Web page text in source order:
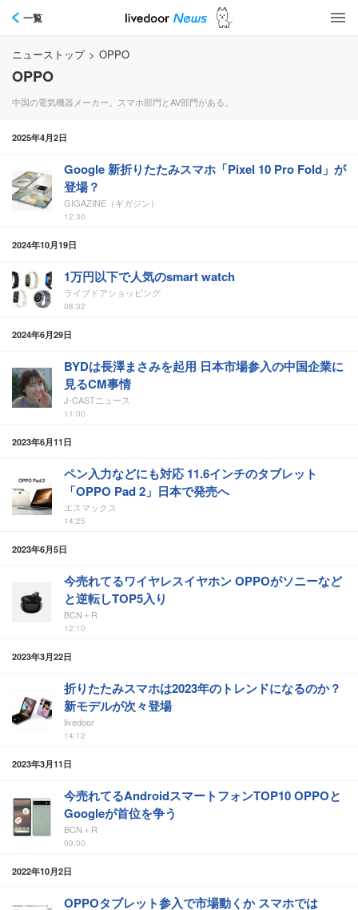
一覧
ニューストップ > OPPO
OPPO
中国の電気機器メーカー。スマホ部門とAV部門がある。
2025年4月2日
Google 新折りたたみスマホ「Pixel 10 Pro Fold」が
登場？
GIGAZINE（ギガジン）
12:30
2024年10月19日
1万円以下で人気のsmart watch
ライブドアショッピング
08:32
2024年6月29日
BYDは長澤まさみを起用 日本市場参入の中国企業に
見るCM事情
J-CASTニュース
11:00
2023年6月11日
ペン入力などにも対応 11.6インチのタブレット
「OPPO Pad 2」日本で発売へ
エスマックス
14:25
2023年6月5日
今売れてるワイヤレスイヤホン OPPOがソニーなど
と逆転しTOP5入り
BCN＋R
12:10
2023年3月22日
折りたたみスマホは2023年のトレンドになるのか？
新モデルが次々登場
livedoor
14:12
2023年3月11日
今売れてるAndroidスマートフォンTOP10 OPPOと
Googleが首位を争う
BCN＋R
09:00
2022年10月2日
OPPOタブレット参入で市場動くか スマホでは